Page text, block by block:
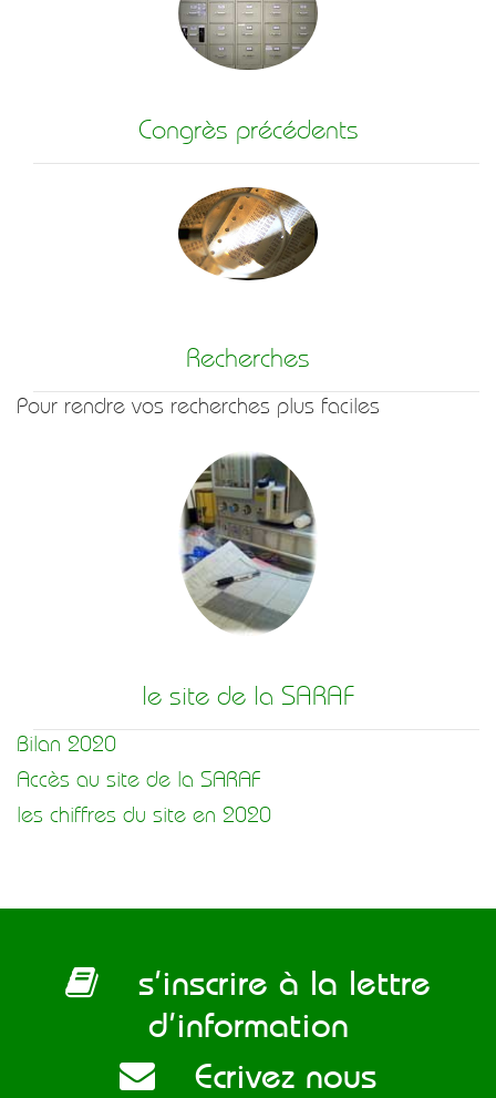
Congrès précédents
Recherches
Pour rendre vos recherches plus faciles
le site de la SARAF
Bilan 2020
Accès au site de la SARAF
les chiffres du site en 2020
s’inscrire à la lettre
d’information
Ecrivez nous